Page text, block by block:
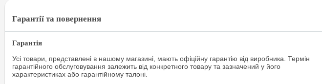
Гарантії та повернення
Гарантія
Усі товари, представлені в нашому магазині, мають офіційну гарантію від виробника. Термін
гарантійного обслуговування залежить від конкретного товару та зазначений у його
характеристиках або гарантійному талоні.